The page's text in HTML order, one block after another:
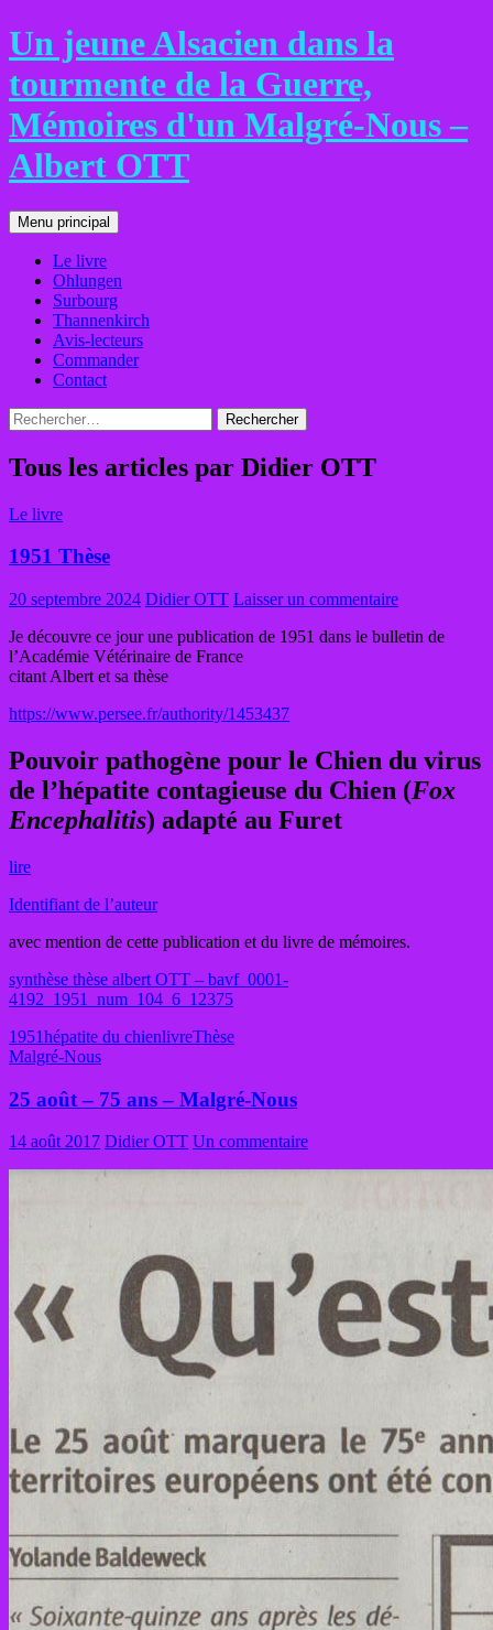
Aller
au
contenu
Un jeune Alsacien dans la
tourmente de la Guerre,
Mémoires d'un Malgré-Nous –
Albert OTT
Recherche
Menu principal
Le livre
Ohlungen
Surbourg
Thannenkirch
Avis-lecteurs
Commander
Contact
Rechercher :
Tous les articles par Didier OTT
Le livre
1951 Thèse
20 septembre 2024 Didier OTT Laisser un commentaire
Je découvre ce jour une publication de 1951 dans le bulletin de
l’Académie Vétérinaire de France
citant Albert et sa thèse
https://www.persee.fr/authority/1453437
Pouvoir pathogène pour le Chien du virus
de l’hépatite contagieuse du Chien (Fox
Encephalitis) adapté au Furet
lire
Identifiant de l’auteur
avec mention de cette publication et du livre de mémoires.
synthèse thèse albert OTT – bavf_0001-
4192_1951_num_104_6_12375
1951hépatite du chienlivreThèse
Malgré-Nous
25 août – 75 ans – Malgré-Nous
14 août 2017 Didier OTT Un commentaire